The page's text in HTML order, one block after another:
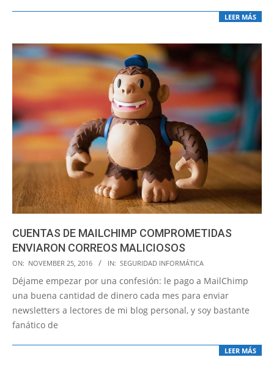
LEER MÁS
CUENTAS DE MAILCHIMP COMPROMETIDAS
ENVIARON CORREOS MALICIOSOS
2016-
11-
25
ON: NOVEMBER 25, 2016 IN: SEGURIDAD INFORMÁTICA
Déjame empezar por una confesión: le pago a MailChimp
una buena cantidad de dinero cada mes para enviar
newsletters a lectores de mi blog personal, y soy bastante
fanático de
LEER MÁS